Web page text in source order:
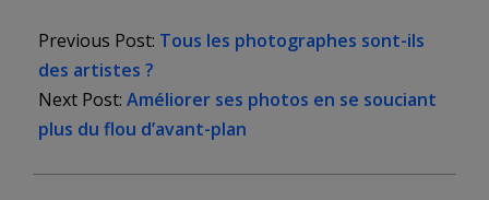
12-
21
Previous Post: Tous les photographes sont-ils
des artistes ?
Next Post: Améliorer ses photos en se souciant
plus du flou d’avant-plan